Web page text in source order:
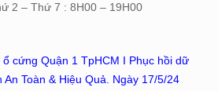
2 – Thứ 7 : 8H00 – 19H00
cứng Quận 1 TpHCM I Phục hồi dữ
An Toàn & Hiệu Quả. Ngày 17/5/24